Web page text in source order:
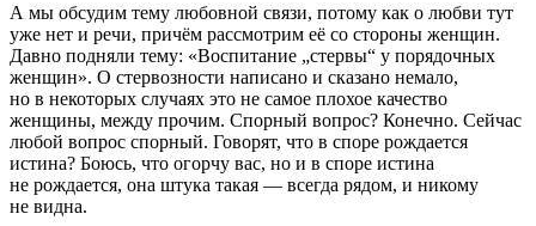
А мы обсудим тему любовной связи, потому как о любви тут
уже нет и речи, причём рассмотрим её со стороны женщин.
Давно подняли тему: «Воспитание „стервы“ у порядочных
женщин». О стервозности написано и сказано немало,
но в некоторых случаях это не самое плохое качество
женщины, между прочим. Спорный вопрос? Конечно. Сейчас
любой вопрос спорный. Говорят, что в споре рождается
истина? Боюсь, что огорчу вас, но и в споре истина
не рождается, она штука такая — всегда рядом, и никому
не видна.